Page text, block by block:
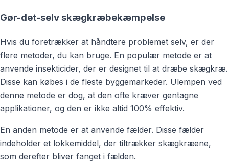
Gør-det-selv skægkræbekæmpelse
Hvis du foretrækker at håndtere problemet selv, er der
flere metoder, du kan bruge. En populær metode er at
anvende insekticider, der er designet til at dræbe skægkræ.
Disse kan købes i de fleste byggemarkeder. Ulempen ved
denne metode er dog, at den ofte kræver gentagne
applikationer, og den er ikke altid 100% effektiv.
En anden metode er at anvende fælder. Disse fælder
indeholder et lokkemiddel, der tiltrækker skægkræene,
som derefter bliver fanget i fælden.